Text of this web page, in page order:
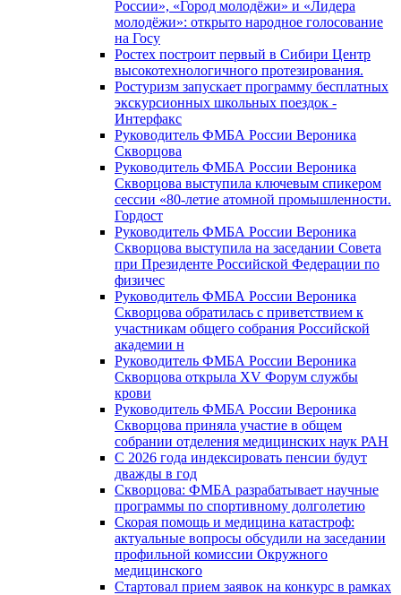
России», «Город молодёжи» и «Лидера
молодёжи»: открыто народное голосование
на Госу
Ростех построит первый в Сибири Центр
высокотехнологичного протезирования.
Ростуризм запускает программу бесплатных
экскурсионных школьных поездок -
Интерфакс
Руководитель ФМБА России Вероника
Скворцова
Руководитель ФМБА России Вероника
Скворцова выступила ключевым спикером
сессии «80-летие атомной промышленности.
Гордост
Руководитель ФМБА России Вероника
Скворцова выступила на заседании Совета
при Президенте Российской Федерации по
физичес
Руководитель ФМБА России Вероника
Скворцова обратилась с приветствием к
участникам общего собрания Российской
академии н
Руководитель ФМБА России Вероника
Скворцова открыла XV Форум службы
крови
Руководитель ФМБА России Вероника
Скворцова приняла участие в общем
собрании отделения медицинских наук РАН
С 2026 года индексировать пенсии будут
дважды в год
Скворцова: ФМБА разрабатывает научные
программы по спортивному долголетию
Скорая помощь и медицина катастроф:
актуальные вопросы обсудили на заседании
профильной комиссии Окружного
медицинского
Стартовал прием заявок на конкурс в рамках